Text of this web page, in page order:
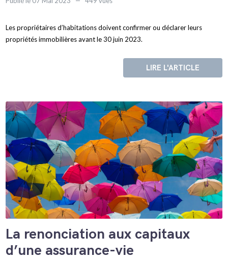
Les propriétaires d’habitations doivent confirmer ou déclarer leurs
propriétés immobilières avant le 30 juin 2023.
LIRE L'ARTICLE
La renonciation aux capitaux
d’une assurance-vie